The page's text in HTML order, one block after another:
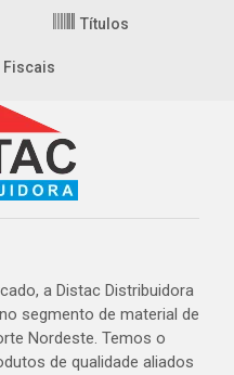
Títulos
Fiscais
a Distac Distribuidora
segmento de material de
Nordeste. Temos o
de qualidade aliados